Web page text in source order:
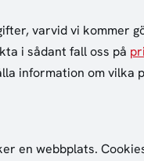
varvid vi kommer
i sådant fall oss på
information om vilka
en webbplats.